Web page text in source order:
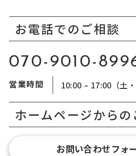
お電話でのご相談
070-9010-
営業時間 10:00 – 17:00（土・
ホームページからの
お問い合わせフォ